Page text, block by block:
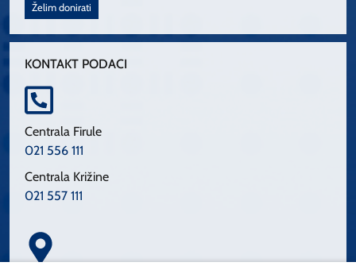
Želim donirati
KONTAKT PODACI
Centrala Firule
021 556 111
Centrala Križine
021 557 111